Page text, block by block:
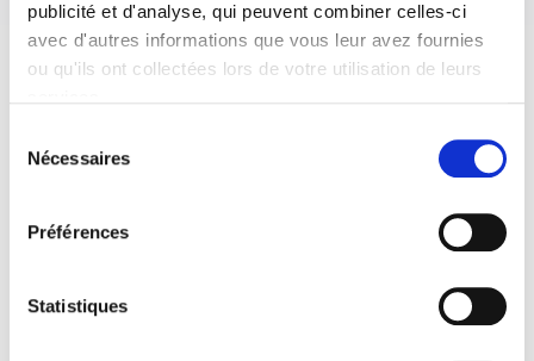
publicité et d'analyse, qui peuvent combiner celles-ci
avec d'autres informations que vous leur avez fournies
ou qu'ils ont collectées lors de votre utilisation de leurs
Nécessaires
Préférences
Statistiques